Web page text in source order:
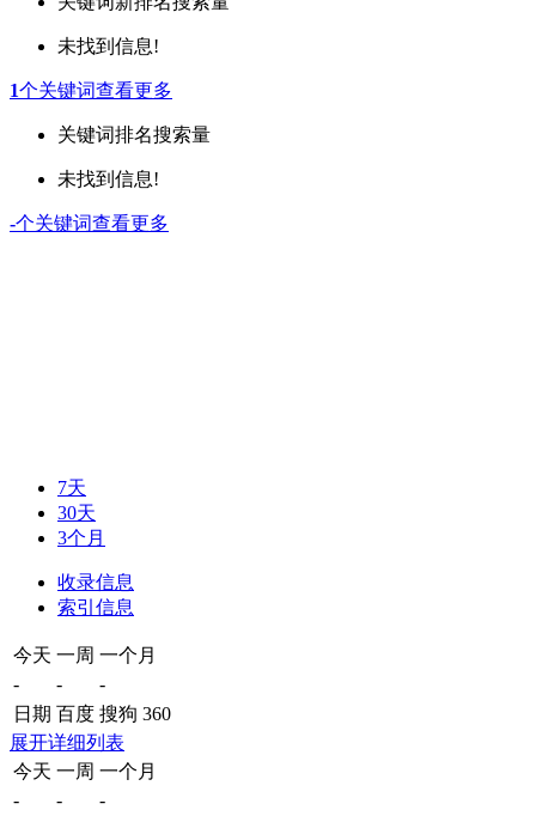
未找到信息!
1个关键词查看更多
关键词排名搜索量
未找到信息!
-个关键词查看更多
7天
30天
3个月
收录信息
索引信息
今天 一周 一个月
-
-
-
日期 百度 搜狗 360
展开详细列表
今天 一周 一个月
-
-
-